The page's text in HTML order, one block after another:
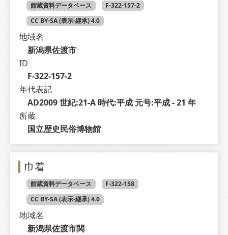
館蔵資料データベース
F-322-157-2
CC BY-SA (表示-継承) 4.0
地域名
新潟県佐渡市
ID
F-322-157-2
年代表記
AD2009 世紀:21-A 時代:平成 元号:平成 - 21 年
所蔵
国立歴史民俗博物館
巾着
館蔵資料データベース
F-322-158
CC BY-SA (表示-継承) 4.0
地域名
新潟県佐渡市関